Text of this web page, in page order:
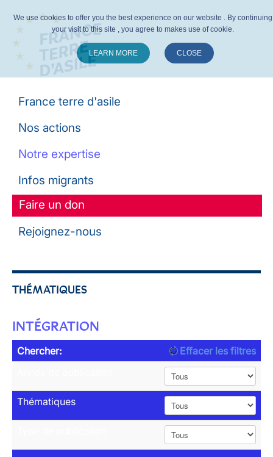
France terre d'asile
Nos actions
Notre expertise
Infos migrants
Faire un don
Rejoignez-nous
THÉMATIQUES
INTÉGRATION
Chercher:
Effacer les filtres
Thématiques
We use cookies to offer you the best experience on our website . By continuing
your visit to this site , you agree to makes use of cookie.
LEARN MORE CLOSE